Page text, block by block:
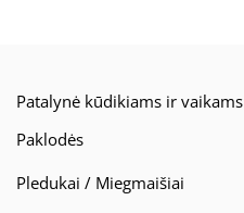
Patalynė kūdikiams ir vaikams
Paklodės
Pledukai / Miegmaišiai